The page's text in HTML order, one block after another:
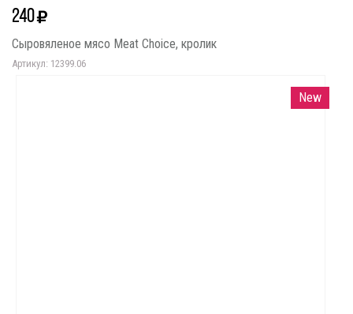
240
Сыровяленое мясо Meat Choice, кролик
Артикул: 12399.06
New